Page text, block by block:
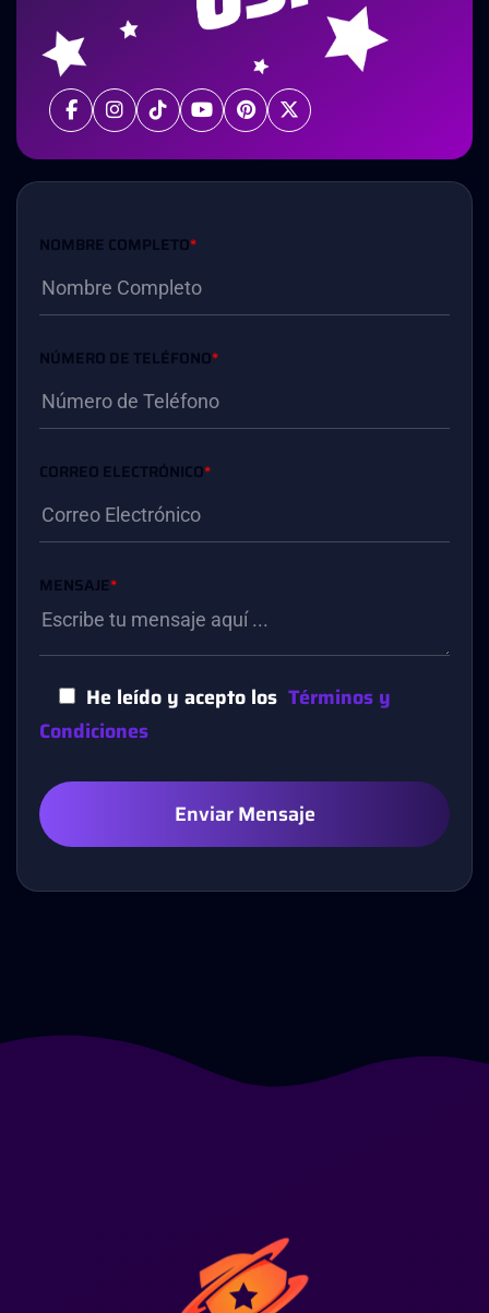
NOMBRE COMPLETO*
NÚMERO DE TELÉFONO*
CORREO ELECTRÓNICO*
MENSAJE*
He leído y acepto los Términos y
Condiciones
Enviar Mensaje